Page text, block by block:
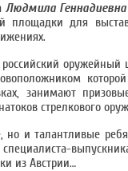
Людмила Геннадиевна
площадки для
оружейный
занимают
стрелкового
но и талантливые
из Австрии…